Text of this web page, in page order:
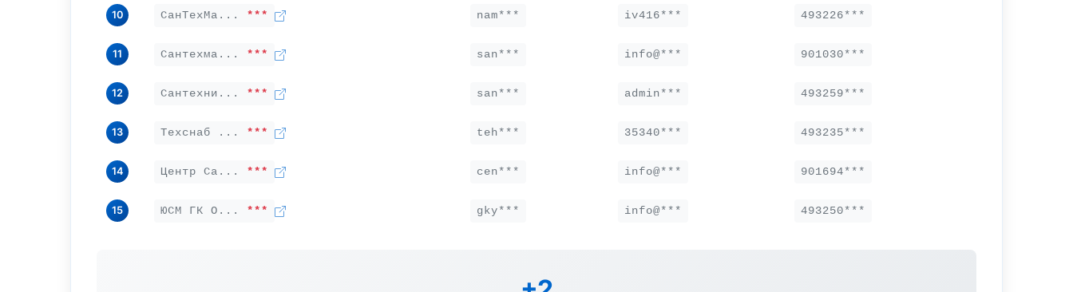
10 СанТехМа... *** nam*** iv416*** 493226***
11 Сантехма... *** san*** info@*** 901030***
12 Сантехни... *** san*** admin*** 493259***
13 Техснаб ... *** teh*** 35340*** 493235***
14 Центр Са... *** cen*** info@*** 901694***
15 ЮСМ ГК О... *** gky*** info@*** 493250***